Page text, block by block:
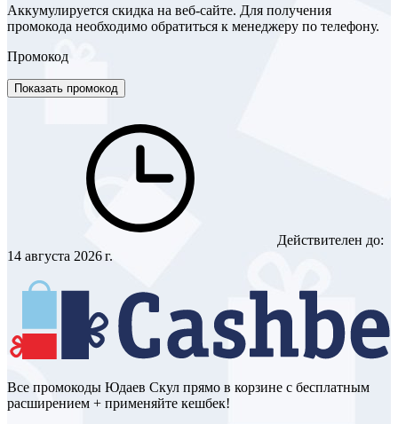
Аккумулируется скидка на веб-сайте. Для получения
промокода необходимо обратиться к менеджеру по телефону.
Промокод
Показать промокод
Действителен до:
14 августа 2026 г.
Все промокоды Юдаев Скул прямо в корзине с бесплатным
расширением + применяйте кешбек!